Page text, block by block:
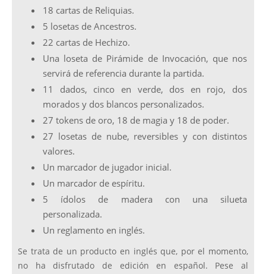
18 cartas de Reliquias.
5 losetas de Ancestros.
22 cartas de Hechizo.
Una loseta de Pirámide de Invocación, que nos
servirá de referencia durante la partida.
11 dados, cinco en verde, dos en rojo, dos
morados y dos blancos personalizados.
27 tokens de oro, 18 de magia y 18 de poder.
27 losetas de nube, reversibles y con distintos
valores.
Un marcador de jugador inicial.
Un marcador de espíritu.
5 ídolos de madera con una silueta
personalizada.
Un reglamento en inglés.
Se trata de un producto en inglés que, por el momento,
no ha disfrutado de edición en español. Pese al